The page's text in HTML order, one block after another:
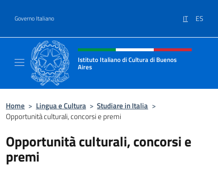
Governo Italiano IT ES
Intestazione sito, social e menù
Istituto Italiano di Cultura di Buenos
Aires
Home > Lingua e Cultura > Studiare in Italia >
Opportunità culturali, concorsi e premi
Opportunità culturali, concorsi e
premi